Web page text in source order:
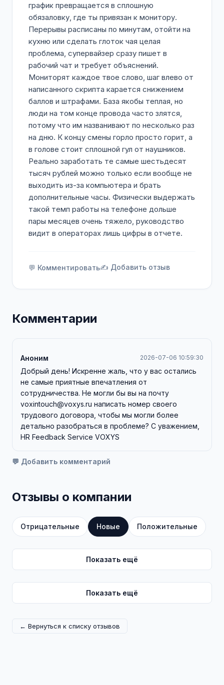
график превращается в сплошную
обязаловку, где ты привязан к монитору.
Перерывы расписаны по минутам, отойти на
кухню или сделать глоток чая целая
проблема, супервайзер сразу пишет в
рабочий чат и требует объяснений.
Мониторят каждое твое слово, шаг влево от
написанного скрипта карается снижением
баллов и штрафами. База якобы теплая, но
люди на том конце провода часто злятся,
потому что им названивают по несколько раз
на дню. К концу смены горло просто горит, а
в голове стоит сплошной гул от наушников.
Реально заработать те самые шестьдесят
тысяч рублей можно только если вообще не
выходить из-за компьютера и брать
дополнительные часы. Физически выдержать
такой темп работы на телефоне дольше
пары месяцев очень тяжело, руководство
видит в операторах лишь цифры в отчете.
💬 Комментировать✍️ Добавить отзыв
Комментарии
Аноним 2026-07-06 10:59:30
Добрый день! Искренне жаль, что у вас остались
не самые приятные впечатления от
сотрудничества. Не могли бы вы на почту
voxintouch@voxys.ru написать номер своего
трудового договора, чтобы мы могли более
детально разобраться в проблеме? С уважением,
HR Feedback Service VOXYS
💬 Добавить комментарий
Отзывы о компании
Отрицательные Новые Положительные
Показать ещё
Показать ещё
← Вернуться к списку отзывов